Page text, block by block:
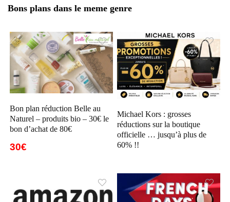
Bons plans dans le meme genre
Bon plan réduction Belle au
Naturel – produits bio – 30€ le
bon d’achat de 80€
30€
Michael Kors : grosses
réductions sur la boutique
officielle … jusqu’à plus de
60% !!